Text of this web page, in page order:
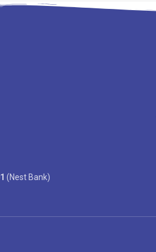
(Nest Bank)